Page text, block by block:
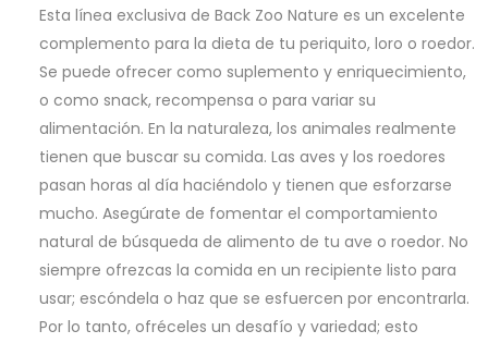
Esta línea exclusiva de Back Zoo Nature es un excelente
complemento para la dieta de tu periquito, loro o roedor.
Se puede ofrecer como suplemento y enriquecimiento,
o como snack, recompensa o para variar su
alimentación. En la naturaleza, los animales realmente
tienen que buscar su comida. Las aves y los roedores
pasan horas al día haciéndolo y tienen que esforzarse
mucho. Asegúrate de fomentar el comportamiento
natural de búsqueda de alimento de tu ave o roedor. No
siempre ofrezcas la comida en un recipiente listo para
usar; escóndela o haz que se esfuercen por encontrarla.
Por lo tanto, ofréceles un desafío y variedad; esto